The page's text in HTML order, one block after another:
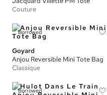
Couture
Borrowed
Goyard
Anjou Reversible Mini Tote Bag
Classique
Borrowed